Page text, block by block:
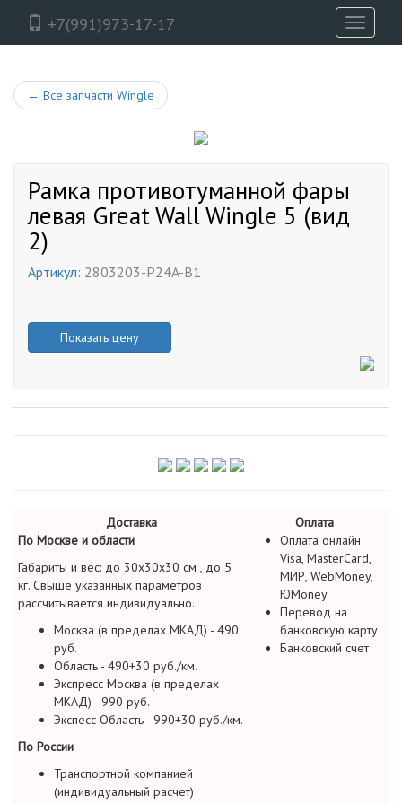
+7(991)973-17-17
Toggle
← Все запчасти Wingle
Рамка противотуманной фары
левая Great Wall Wingle 5 (вид
2)
Артикул: 2803203-P24A-B1
Показать цену
Доставка
Оплата
По Москве и области
Габариты и вес: до 30х30х30 см , до 5
кг. Свыше указанных параметров
рассчитывается индивидуально.
Москва (в пределах МКАД) - 490
руб.
Область - 490+30 руб./км.
Экспресс Москва (в пределах
МКАД) - 990 руб.
Экспесс Область - 990+30 руб./км.
По России
Транспортной компанией
(индивидуальный расчет)
Оплата онлайн
Visa, MasterCard,
МИР, WebMoney,
ЮMoney
Перевод на
банковскую карту
Банковский счет